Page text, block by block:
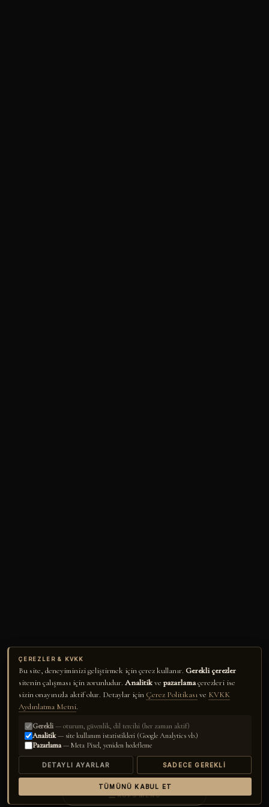
☰RUPSMENÜ
ÇEREZLER & KVKK
Bu site, deneyiminizi geliştirmek için çerez kullanır. Gerekli çerezler
sitenin çalışması için zorunludur. Analitikvepazarlamaçerezleri ise
sizin onayınızla aktif olur. Detaylar için Çerez Politikasıve KVKK
Aydınlatma Metni.
Gerekli— oturum, güvenlik, dil tercihi (her zaman aktif)
Analitik— site kullanım istatistikleri (Google Analytics vb.)
Pazarlama— Meta Pixel, yeniden hedefleme
DETAYLI AYARLAR SADECE GEREKLI
TÜMÜNÜ KABUL ET